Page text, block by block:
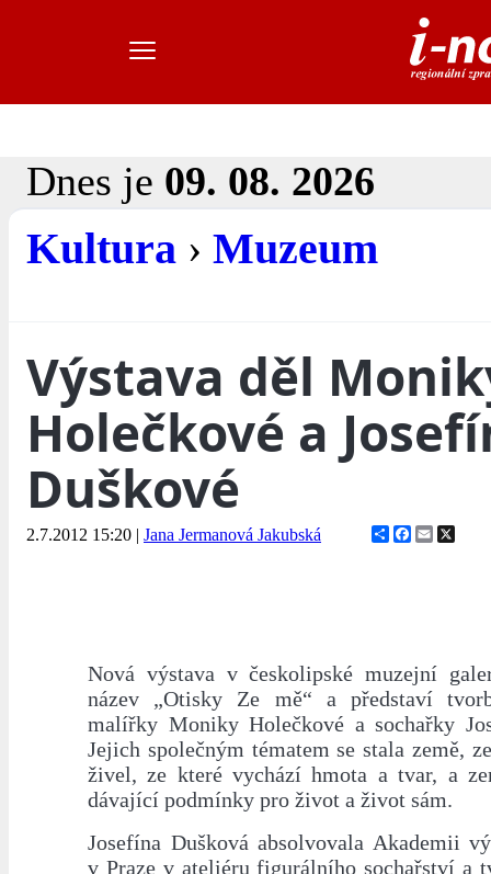
Dnes je 09. 08. 2026
Kultura › Muzeum
Výstava děl
Holečkové a
Duškové
2.7.2012 15:20 | Jana Jermanová Jakubská ShareFacebook
Email
Nová výstava v českolipské muzejní
název „Otisky Ze mě“ a představí
malířky Moniky Holečkové a sochařky
Jejich společným tématem se stala země,
živel, ze které vychází hmota a tvar, a
dávající podmínky pro život a život sám.
Josefína Dušková absolvovala Akademii
v Praze v ateliéru figurálního sochařství a